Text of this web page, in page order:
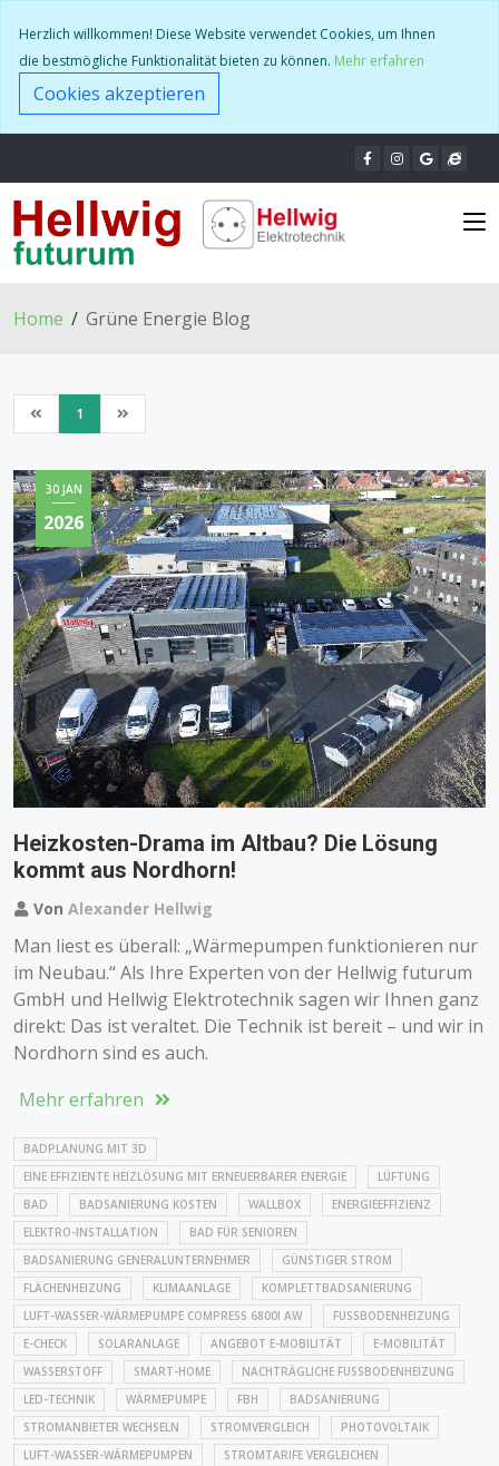
Herzlich willkommen! Diese Website verwendet Cookies, um Ihnen
die bestmögliche Funktionalität bieten zu können. Mehr erfahren
Cookies akzeptieren
Home Grüne Energie Blog
1
Heizkosten-Drama im Altbau? Die Lösung
kommt aus Nordhorn!
30 JAN
2026
Von Alexander Hellwig
Man liest es überall: „Wärmepumpen funktionieren nur
im Neubau.“ Als Ihre Experten von der Hellwig futurum
GmbH und Hellwig Elektrotechnik sagen wir Ihnen ganz
direkt: Das ist veraltet. Die Technik ist bereit – und wir in
Nordhorn sind es auch.
Mehr erfahren
BADPLANUNG MIT 3D
EINE EFFIZIENTE HEIZLÖSUNG MIT ERNEUERBARER ENERGIE
LÜFTUNG
BAD
BADSANIERUNG KOSTEN WALLBOX
ENERGIEEFFIZIENZ
ELEKTRO-INSTALLATION
BAD FÜR SENIOREN
BADSANIERUNG GENERALUNTERNEHMER
GÜNSTIGER STROM
FLÄCHENHEIZUNG
KLIMAANLAGE
KOMPLETTBADSANIERUNG
LUFT-WASSER-WÄRMEPUMPE COMPRESS 6800I AW
FUSSBODENHEIZUNG
E-CHECK
SOLARANLAGE ANGEBOT E-MOBILITÄT
E-MOBILITÄT
WASSERSTOFF
SMART-HOME
NACHTRÄGLICHE FUSSBODENHEIZUNG
LED-TECHNIK
WÄRMEPUMPE FBH
BADSANIERUNG
STROMANBIETER WECHSELN
STROMVERGLEICH
PHOTOVOLTAIK
LUFT-WASSER-WÄRMEPUMPEN
STROMTARIFE VERGLEICHEN